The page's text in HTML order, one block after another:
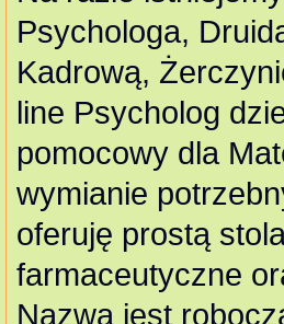
Psychologa,
Kadrową,
line Psycholog
pomocowy dla
wymianie
oferuję prostą
farmaceutyczne
Nazwa jest